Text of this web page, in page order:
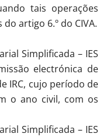
tais operações
artigo 6.º do CIVA.
Simplificada – IES
electrónica de
IRC, cujo período de
o ano civil, com os
Simplificada – IES